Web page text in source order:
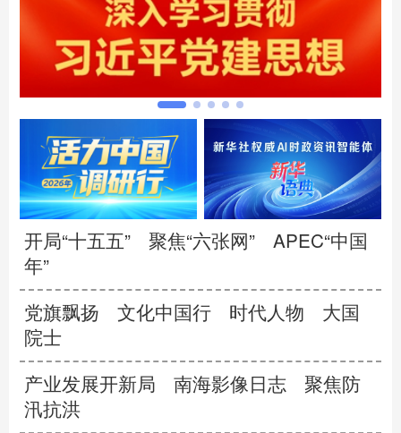
开局“十五五” 聚焦“六张网”
APEC“中国
年”
党旗飘扬 文化中国行 时代人物
大国
院士
产业发展开新局 南海影像日志
聚焦防
汛抗洪